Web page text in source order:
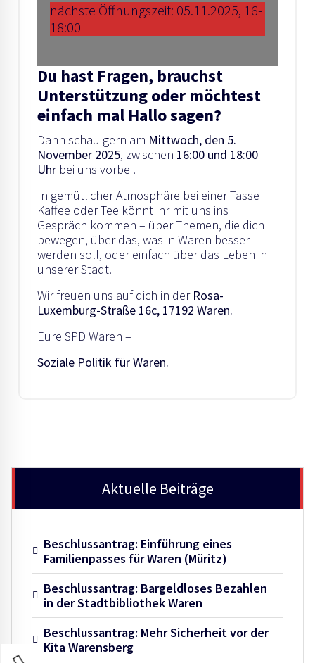
nächste Öffnungszeit: 05.11.2025, 16-
18:00
Du hast Fragen, brauchst
Unterstützung oder möchtest
einfach mal Hallo sagen?
Dann schau gern am Mittwoch, den 5.
November 2025, zwischen 16:00 und 18:00
Uhr bei uns vorbei!
In gemütlicher Atmosphäre bei einer Tasse
Kaffee oder Tee könnt ihr mit uns ins
Gespräch kommen – über Themen, die dich
bewegen, über das, was in Waren besser
werden soll, oder einfach über das Leben in
unserer Stadt.
Wir freuen uns auf dich in der Rosa-
Luxemburg-Straße 16c, 17192 Waren.
Eure SPD Waren –
Soziale Politik für Waren.
Aktuelle Beiträge
Beschlussantrag: Einführung eines
Familienpasses für Waren (Müritz)
Beschlussantrag: Bargeldloses Bezahlen
in der Stadtbibliothek Waren
Beschlussantrag: Mehr Sicherheit vor der
Kita Warensberg